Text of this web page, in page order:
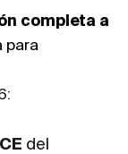
completa a
para
del